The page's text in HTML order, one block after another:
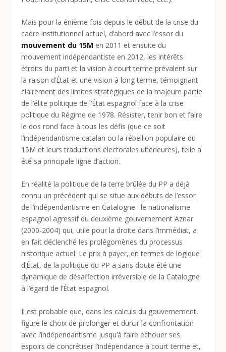
Mais pour la énième fois depuis le début de la crise du
cadre institutionnel actuel, d’abord avec l’essor du
mouvement du 15M en 2011 et ensuite du
mouvement indépendantiste en 2012, les intérêts
étroits du parti et la vision à court terme prévalent sur
la raison d’État et une vision à long terme, témoignant
clairement des limites stratégiques de la majeure partie
de l’élite politique de l’État espagnol face à la crise
politique du Régime de 1978. Résister, tenir bon et faire
le dos rond face à tous les défis (que ce soit
l’indépendantisme catalan ou la rébellion populaire du
15M et leurs traductions électorales ultérieures), telle a
été sa principale ligne d’action.
En réalité la politique de la terre brûlée du PP a déjà
connu un précédent qui se situe aux débuts de l’essor
de l’indépendantisme en Catalogne : le nationalisme
espagnol agressif du deuxième gouvernement Aznar
(2000-2004) qui, utile pour la droite dans l’immédiat, a
en fait déclenché les prolégomènes du processus
historique actuel. Le prix à payer, en termes de logique
d’État, de la politique du PP a sans doute été une
dynamique de désaffection irréversible de la Catalogne
à l’égard de l’État espagnol.
Il est probable que, dans les calculs du gouvernement,
figure le choix de prolonger et durcir la confrontation
avec l’indépendantisme jusqu’à faire échouer ses
espoirs de concrétiser l’indépendance à court terme et,